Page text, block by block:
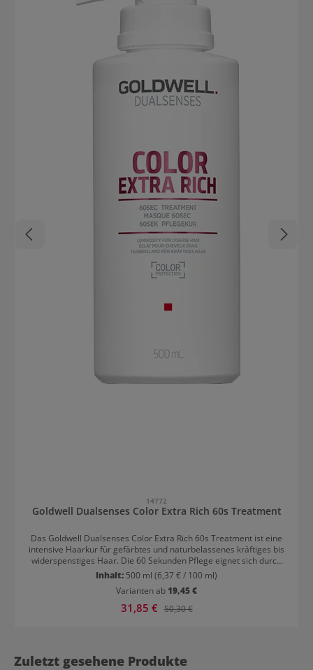
14772
Goldwell Dualsenses Color Extra Rich 60s Treatment
Das Goldwell Dualsenses Color Extra Rich 60s Treatment ist eine
intensive Haarkur für gefärbtes und naturbelassenes kräftiges bis
widerspenstiges Haar. Die 60 Sekunden Pflege eignet sich durch
die kurze Einwirkzeit für alle, die es eilig haben. Nach nur einer
Minute ist das Haar regeneriert und die Farbe vor dem Verblassen
Vorteile: die kurze Einwirkzeit, das Haar wird geschmeidiger, es
wird tiefenwirksam gepflegt und restrukturiert. Für
Inhalt: 500 ml (6,37 € / 100 ml)
Varianten ab 19,45 €
Verkaufspreis:
31,85 € Regulärer Preis:
50,30 €
Zuletzt gesehene Produkte